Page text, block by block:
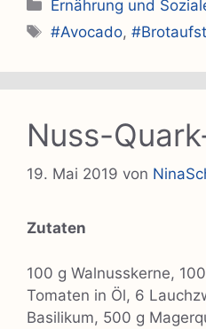
Ernährung und
Schlagwörter
#Avocado,
Nuss-
19. Mai 2019 von
Zutaten
100 g Walnusskerne,
Tomaten in Öl, 6
Basilikum, 500 g